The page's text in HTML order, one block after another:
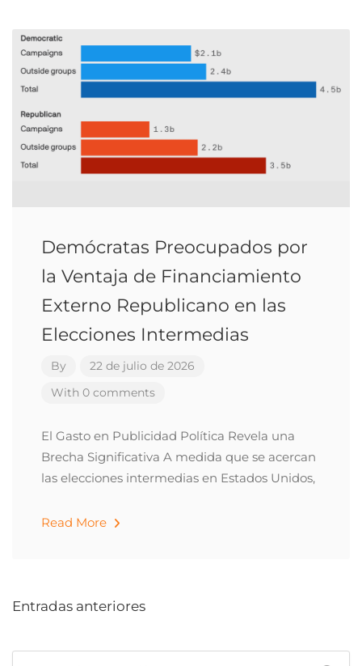
Demócratas Preocupados por
la Ventaja de Financiamiento
Externo Republicano en las
Elecciones Intermedias
By
22 de julio de 2026
With 0 comments
El Gasto en Publicidad Política Revela una
Brecha Significativa A medida que se acercan
las elecciones intermedias en Estados Unidos,
Read More
Entradas anteriores